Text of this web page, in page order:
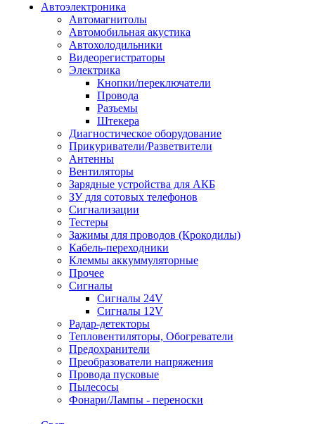
Автоэлектроника
Автомагнитолы
Автомобильная акустика
Автохолодильники
Видеорегистраторы
Электрика
Кнопки/переключатели
Провода
Разъемы
Штекера
Диагностическое оборудование
Прикуриватели/Разветвители
Антенны
Вентиляторы
Зарядные устройства для АКБ
ЗУ для сотовых телефонов
Сигнализации
Тестеры
Зажимы для проводов (Крокодилы)
Кабель-переходники
Клеммы аккуммуляторные
Прочее
Сигналы
Сигналы 24V
Сигналы 12V
Радар-детекторы
Тепловентиляторы, Обогреватели
Предохранители
Преобразователи напряжения
Провода пусковые
Пылесосы
Фонари/Лампы - переноски